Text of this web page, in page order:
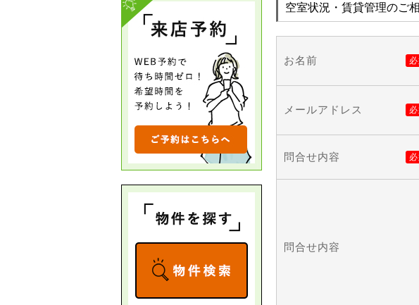
空室状況・賃貸管理のご
お名前
メールアドレス
問合せ内容
問合せ内容